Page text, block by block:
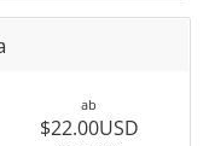
ab
$22.00USD